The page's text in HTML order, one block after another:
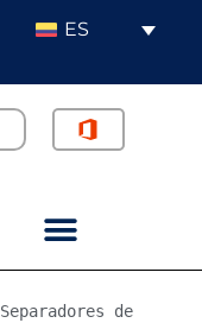
ES
Separadores de